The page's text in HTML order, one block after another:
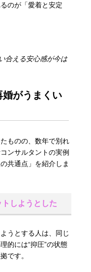
のが「愛着と安定
合える安心感が今は
がうまくい
ものの、数年で別れ
ンサルタントの実例
共通点」を紹介しま
しようとした
うとする人は、同じ
的には“抑圧”の状態
です。